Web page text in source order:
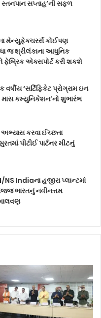
સ્તનપાન સપ્તાહ’ની સફળ
મેન્યુફેક્ચરર્સ કોઈપણ
જ શ્રીલંકાના આધુનિક
ફેબ્રિક એક્સપોર્ટ કરી શકશે
‘સર્ટિફિકેટ પ્રોગ્રામ ઇન
કમ્યુનિકેશન’નો શુભારંભ
અભ્યાસ કરવા ઈચ્છતા
પીટીઈ પાર્ટનર મીટનું
Indiaના હજીરા પ્લાન્ટમાં
ભારતનું નવીનત્તમ